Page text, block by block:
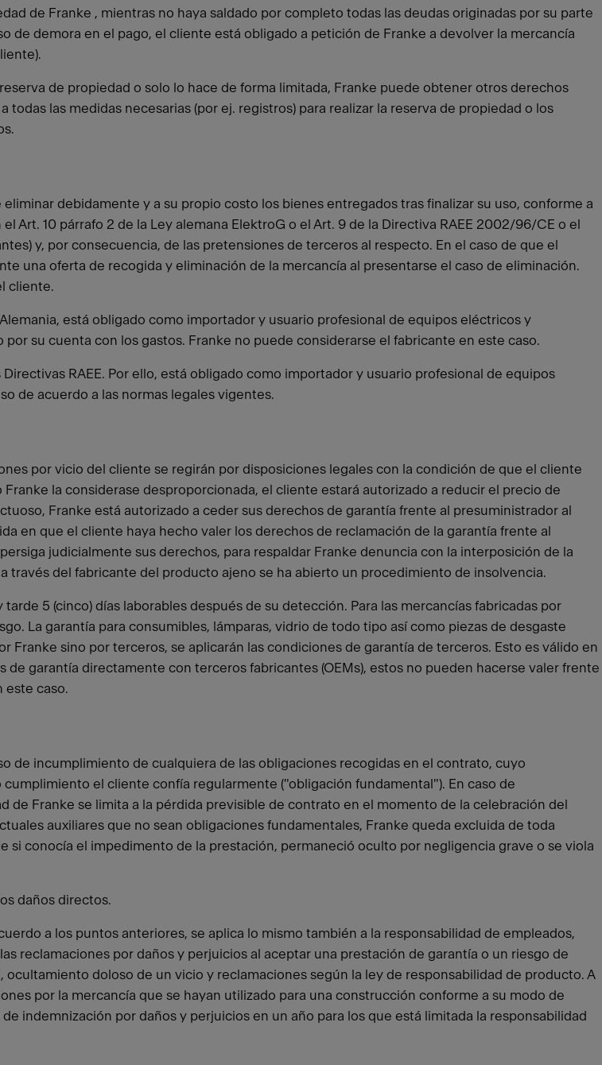
de Franke , mientras no haya saldado por completo todas las deudas originadas por su parte
demora en el pago, el cliente está obligado a petición de Franke a devolver la mercancía
de propiedad o solo lo hace de forma limitada, Franke puede obtener otros derechos
las medidas necesarias (por ej. registros) para realizar la reserva de propiedad o los
debidamente y a su propio costo los bienes entregados tras finalizar su uso, conforme a
Art. 10 párrafo 2 de la Ley alemana ElektroG o el Art. 9 de la Directiva RAEE 2002/96/CE o el
y, por consecuencia, de las pretensiones de terceros al respecto. En el caso de que el
una oferta de recogida y eliminación de la mercancía al presentarse el caso de eliminación.
cliente.
está obligado como importador y usuario profesional de equipos eléctricos y
su cuenta con los gastos. Franke no puede considerarse el fabricante en este caso.
RAEE. Por ello, está obligado como importador y usuario profesional de equipos
de acuerdo a las normas legales vigentes.
por vicio del cliente se regirán por disposiciones legales con la condición de que el cliente
la considerase desproporcionada, el cliente estará autorizado a reducir el precio de
Franke está autorizado a ceder sus derechos de garantía frente al presuministrador al
en que el cliente haya hecho valer los derechos de reclamación de la garantía frente al
judicialmente sus derechos, para respaldar Franke denuncia con la interposición de la
del fabricante del producto ajeno se ha abierto un procedimiento de insolvencia.
5 (cinco) días laborables después de su detección. Para las mercancías fabricadas por
La garantía para consumibles, lámparas, vidrio de todo tipo así como piezas de desgaste
Franke sino por terceros, se aplicarán las condiciones de garantía de terceros. Esto es válido en
garantía directamente con terceros fabricantes (OEMs), estos no pueden hacerse valer frente
este caso.
de incumplimiento de cualquiera de las obligaciones recogidas en el contrato, cuyo
el cliente confía regularmente ("obligación fundamental"). En caso de
Franke se limita a la pérdida previsible de contrato en el momento de la celebración del
auxiliares que no sean obligaciones fundamentales, Franke queda excluida de toda
si conocía el impedimento de la prestación, permaneció oculto por negligencia grave o se viola
daños directos.
a los puntos anteriores, se aplica lo mismo también a la responsabilidad de empleados,
reclamaciones por daños y perjuicios al aceptar una prestación de garantía o un riesgo de
doloso de un vicio y reclamaciones según la ley de responsabilidad de producto. A
por la mercancía que se hayan utilizado para una construcción conforme a su modo de
indemnización por daños y perjuicios en un año para los que está limitada la responsabilidad